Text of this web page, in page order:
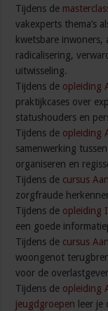
Tijdens de
vakexperts thema’s
kwetsbare inwoners,
radicalisering,
uitwisseling.
Tijdens de opleiding
praktijkcases over
statushouders en
Tijdens de opleiding
samenwerking
organiseren en
Tijdens de cursus
zorgfraude
Tijdens de opleiding
een goede
Tijdens de cursus
woongenot
voor de
Tijdens de opleiding
jeugdgroepen leer